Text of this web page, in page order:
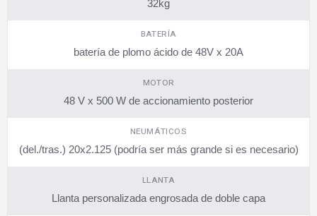
32kg
BATERÍA
batería de plomo ácido de 48V x 20A
MOTOR
48 V x 500 W de accionamiento posterior
NEUMÁTICOS
(del./tras.) 20x2.125 (podría ser más grande si es necesario)
LLANTA
Llanta personalizada engrosada de doble capa